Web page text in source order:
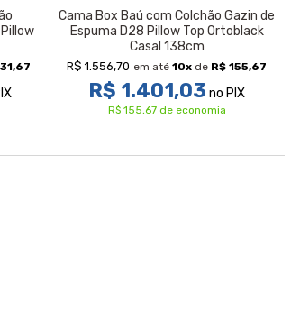
Cama Box Baú com Colchão Gazin de
Espuma D28 Pillow Top Ortoblack
Casal 138cm
R$ 1.556,70 em até 10x de R$ 155,67
R$ 1.401,03 no PIX
R$ 155,67 de economia